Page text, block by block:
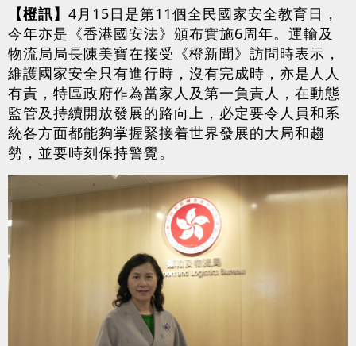
【橙訊】 4月15日是第11個全民國家安全教育日，
今年亦是《香港國安法》頒布實施6周年。運輸及
物流局局長陳美寶在接受《橙新聞》訪問時表示，
維護國家安全只有進行時，沒有完成時，亦是人人
有責，特區政府作為當家人及第一負責人，在動態
監管及持續開放發展的路向上，必定要令人員和系
統各方面都能夠掌握緊接着世界發展的大局和趨
勢，並要時刻保持警覺。